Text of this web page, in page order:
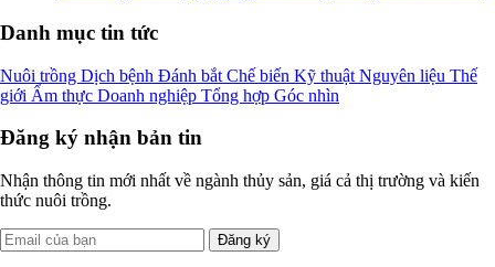
Danh mục tin tức
Nuôi trồng Dịch bệnh Đánh bắt Chế biến Kỹ thuật Nguyên liệu Thế
giới Ẩm thực Doanh nghiệp Tổng hợp Góc nhìn
Đăng ký nhận bản tin
Nhận thông tin mới nhất về ngành thủy sản, giá cả thị trường và kiến
thức nuôi trồng.
Đăng ký